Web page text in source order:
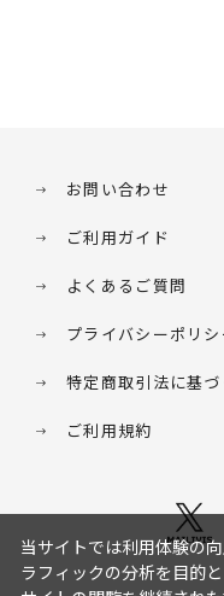
お問い合わせ
ご利用ガイド
よくあるご質問
プライバシーポリシ
特定商取引法に基
ご利用規約
当サイトでは利用体験の
ラフィックの分析を目的